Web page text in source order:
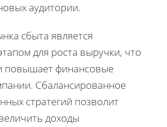
аудитории.
сбыта является
для роста выручки, что
повышает финансовые
Сбалансированное
стратегий позволит
доходы